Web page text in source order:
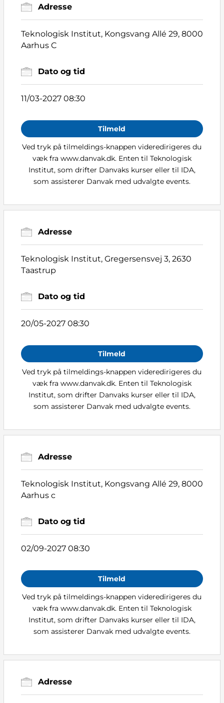
Adresse
Teknologisk Institut, Kongsvang Allé 29, 8000
Aarhus C
Dato og tid
11/03-2027 08:30
Tilmeld
Ved tryk på tilmeldings-knappen videredirigeres du
væk fra www.danvak.dk. Enten til Teknologisk
Institut, som drifter Danvaks kurser eller til IDA,
som assisterer Danvak med udvalgte events.
Adresse
Teknologisk Institut, Gregersensvej 3, 2630
Taastrup
Dato og tid
20/05-2027 08:30
Tilmeld
Ved tryk på tilmeldings-knappen videredirigeres du
væk fra www.danvak.dk. Enten til Teknologisk
Institut, som drifter Danvaks kurser eller til IDA,
som assisterer Danvak med udvalgte events.
Adresse
Teknologisk Institut, Kongsvang Allé 29, 8000
Aarhus c
Dato og tid
02/09-2027 08:30
Tilmeld
Ved tryk på tilmeldings-knappen videredirigeres du
væk fra www.danvak.dk. Enten til Teknologisk
Institut, som drifter Danvaks kurser eller til IDA,
som assisterer Danvak med udvalgte events.
Adresse